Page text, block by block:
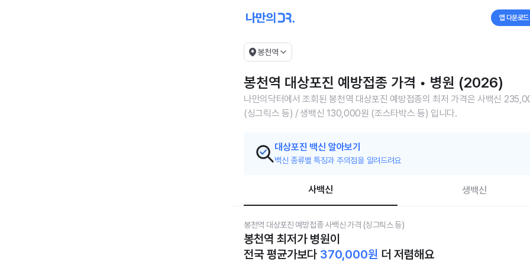
앱 다운로드
봉천역
봉천역 대상포진 예방접종 가격 • 병원 (2026)
나만의닥터에서 조회된 봉천역 대상포진 예방접종의 최저 가격은 사백신
(싱그릭스 등) / 생백신 130,000원 (조스타박스 등) 입니다.
대상포진 백신 알아보기
백신 종류별 특징과 주의점을 알려드려요
사백신 생백신
봉천역 대상포진 예방접종 사백신 가격 (싱그릭스 등)
봉천역 최저가 병원이
전국 평균가보다 370,000원 더 저렴해요